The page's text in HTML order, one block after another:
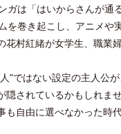
ガは「はいからさんが通る
を巻き起こし、アニメ
花村紅緒が女学生、職業
”ではない設定の主人公
されているかもしれませ
も自由に選べなかった時